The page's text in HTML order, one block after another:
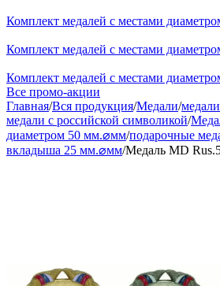
Комплект медалей с местами
Комплект медалей с местами
Комплект медалей с местами
Все промо-акции
Главная/Вся продукция/Медали/
медали с российской символикой/
диаметром 50 мм.⌀мм/подарочные
вкладыша 25 мм.⌀мм/Медаль MD